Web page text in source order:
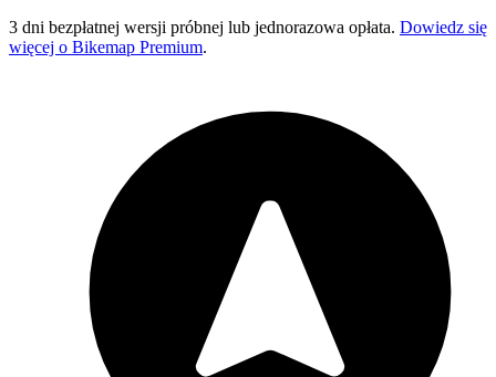
3 dni bezpłatnej wersji próbnej lub jednorazowa opłata. Dowiedz się
więcej o Bikemap Premium.